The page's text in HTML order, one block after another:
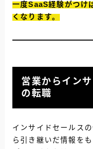
一度SaaS経験がつけ
くなります。
営業からイン
の転職
インサイドセールス
ら引き継いだ情報をも